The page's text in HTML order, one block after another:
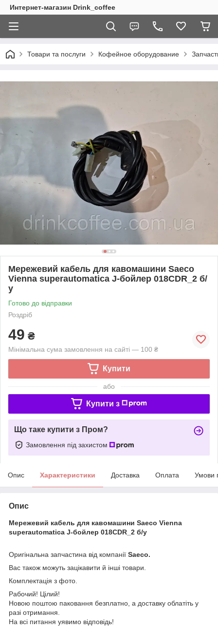
Интернет-магазин Drink_coffee
Товари та послуги Кофейное оборудование
Мережевий кабель для кавомашини Saeco
Vienna superautomatica J-бойлер 018CDR_2 б/
у
Готово до відправки
Роздріб
49 ₴
Мінімальна сума замовлення на сайті — 100 ₴
Купити
або
Купити з
Що таке купити з Пром?
Замовлення під захистом
Опис Характеристики Доставка Оплата Умови
Опис
Мережевий кабель для кавомашини Saeco Vienna
superautomatica J-бойлер 018CDR_2 б/у
Оригінальна запчастина від компанії Saeco.
Вас також можуть зацікавити й інші товари.
Комплектація з фото.
Рабочий! Цілий!
Новою поштою паковання безплатно, а доставку облатіть у
разі отримання.
На всі питання уявимо відповідь!